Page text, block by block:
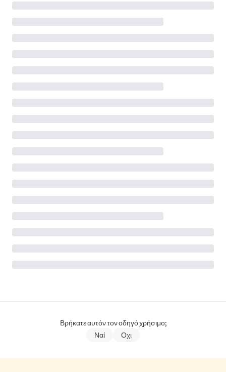
Βρήκατε αυτόν τον οδηγό χρήσιμο;
Ναί
Οχι